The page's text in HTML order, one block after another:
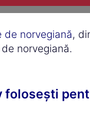
de norvegiană,
norvegiană.
folosești